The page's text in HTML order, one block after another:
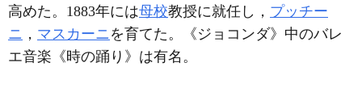
高めた。1883年には母校教授に就任し， プッチー
ニ ， マスカーニ を育てた。《ジョコンダ》中のバレ
エ音楽《時の踊り》は有名。